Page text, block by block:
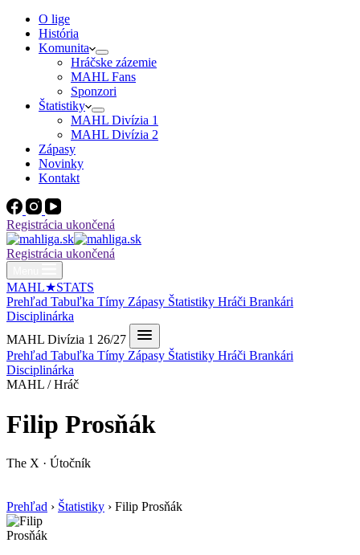
O lige
História
Komunita
Hráčske zázemie
MAHL Fans
Sponzori
Štatistiky
MAHL Divízia 1
MAHL Divízia 2
Zápasy
Novinky
Kontakt
Registrácia ukončená
Registrácia ukončená
MAHL★STATS
Prehľad Tabuľka Tímy Zápasy Štatistiky Hráči Brankári
Disciplinárka
MAHL Divízia 1 26/27
Prehľad Tabuľka Tímy Zápasy Štatistiky Hráči Brankári
Disciplinárka
MAHL / Hráč
Filip Prosňák
The X · Útočník
Prehľad › Štatistiky › Filip Prosňák